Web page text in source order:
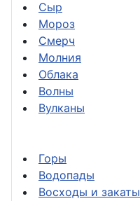
Сыр
Мороз
Смерч
Молния
Облака
Волны
Вулканы
Горы
Водопады
Восходы и закаты